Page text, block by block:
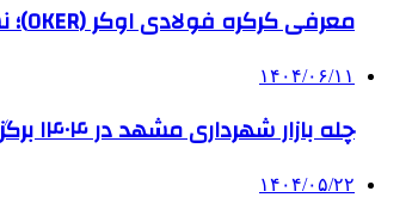
معرفی کرکره فولادی اوکر (OKER)؛ نسل جدید درب‌های برقی برای امنیت بیشتر
۱۴۰۴/۰۶/۱۱
چله بازار شهرداری مشهد در ۱۴۰۴ برگزار میشود ؟
۱۴۰۴/۰۵/۲۲